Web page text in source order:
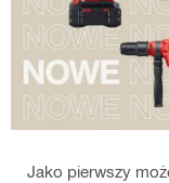
Jako pierwszy